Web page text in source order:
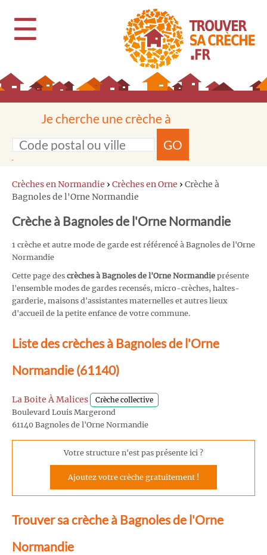
☰
Je cherche une crèche à
GO
Crèches en Normandie › Crèches en Orne › Crèche à
Bagnoles de l'Orne Normandie
Crèche à Bagnoles de l'Orne Normandie
1 crèche et autre mode de garde est référencé à Bagnoles de l'Orne
Normandie
Cette page des crèches à Bagnoles de l'Orne Normandie présente
l'ensemble modes de gardes recensés, micro-crèches, haltes-
garderie, maisons d'assistantes maternelles et autres lieux
d'accueil de la petite enfance de votre commune.
Liste des crèches à Bagnoles de l'Orne
Normandie (61140)
La Boite À Malices Crèche collective
Boulevard Louis Margerond
61140 Bagnoles de l'Orne Normandie
Votre structure n'est pas présente ici ?
Ajoutez votre crèche gratuitement !
Trouver sa crèche à Bagnoles de l'Orne
Normandie